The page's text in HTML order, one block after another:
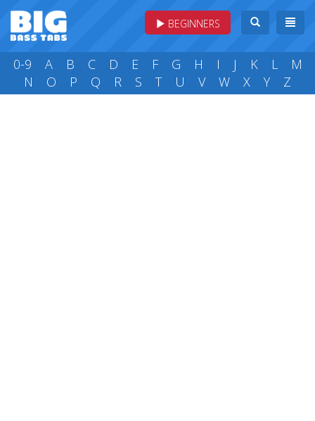
BEGINNERS
0-9 A B C D E F G H I J K L
M
N
O P Q R S T U V W X Y Z